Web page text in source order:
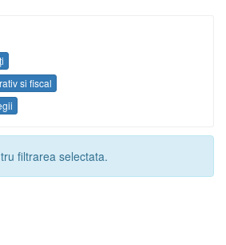
si fiscal
filtrarea selectata.